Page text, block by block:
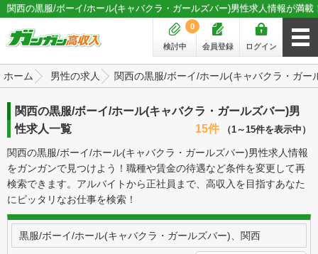
関西の黒服/ボーイ/ホール(キャバクラ・ガールズバー)男性求人情報が満載
ログイン
会員登録
検討中
0
ホーム 男性の求人 関西の黒服/ボーイ/ホール(キャバクラ・ガー
関西の黒服/ボーイ/ホール(キャバクラ・ガールズバー)男
性求人一覧
15件 （1～15件を表示中）
関西の黒服/ボーイ/ホール(キャバクラ・ガールズバー)男性求人情報
をガンガンで見つけよう！職種や賃金の待遇など条件を変更して再
検索できます。アルバイトから正社員まで、高収入を目指すあなた
にピッタリなお仕事を検索！
黒服/ボーイ/ホール(キャバクラ・ガールズバー)、関西